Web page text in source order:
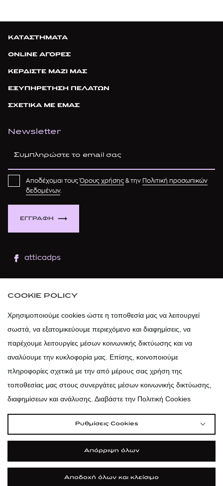
ΚΑΤΑΣΤΗΜΑΤΑ
ONLINE ΑΓΟΡΕΣ
ΚΕΡΔΙΣΤΕ ΜΑΖΙ ΜΑΣ
ΕΞΥΠΗΡΕΤΗΣΗ ΠΕΛΑΤΩΝ
ΣΧΕΤΙΚΑ ΜΕ ΕΜΑΣ
Newsletter
ΕΓΓΡΑΦΗ
Αποδέχομαι τουςΌρους χρήσης & την Πολιτική προσωπικών
δεδομένων.
atticadps
atticadps
| Πολιτική Cookies | Κώδικας Δεοντολογίας
COOKIE POLICY
Χρησιμοποιούμε cookies ώστε η τοποθεσία μας να λειτουργεί
σωστά, να εξατομικεύουμε περιεχόμενο και διαφημίσεις, να
παρέχουμε λειτουργίες μέσων κοινωνικής δικτύωσης και να
αναλύουμε την κυκλοφορία μας. Επίσης, κοινοποιούμε
πληροφορίες σχετικά με την από μέρους σας χρήση της
τοποθεσίας μας στους συνεργάτες μέσων κοινωνικής δικτύωσης,
διαφημίσεων και ανάλυσης. Διαβάστε την Πολιτική Cookies
Ρυθμίσεις Cookies
Απόρριψη όλων
Αποδοχή όλων και κλείσιμο